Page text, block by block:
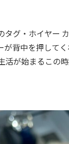
グ・ホイヤー
が背中を押して
活が始まるこの